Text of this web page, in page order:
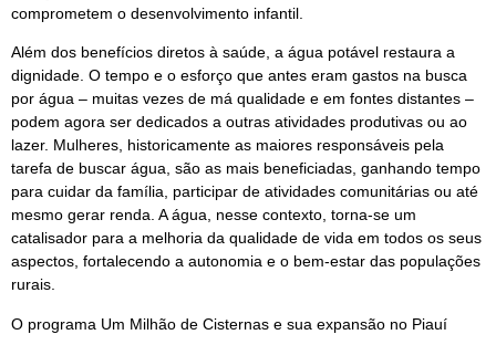
comprometem o desenvolvimento infantil.
Além dos benefícios diretos à saúde, a água potável restaura a
dignidade. O tempo e o esforço que antes eram gastos na busca
por água – muitas vezes de má qualidade e em fontes distantes –
podem agora ser dedicados a outras atividades produtivas ou ao
lazer. Mulheres, historicamente as maiores responsáveis pela
tarefa de buscar água, são as mais beneficiadas, ganhando tempo
para cuidar da família, participar de atividades comunitárias ou até
mesmo gerar renda. A água, nesse contexto, torna-se um
catalisador para a melhoria da qualidade de vida em todos os seus
aspectos, fortalecendo a autonomia e o bem-estar das populações
rurais.
O programa Um Milhão de Cisternas e sua expansão no Piauí